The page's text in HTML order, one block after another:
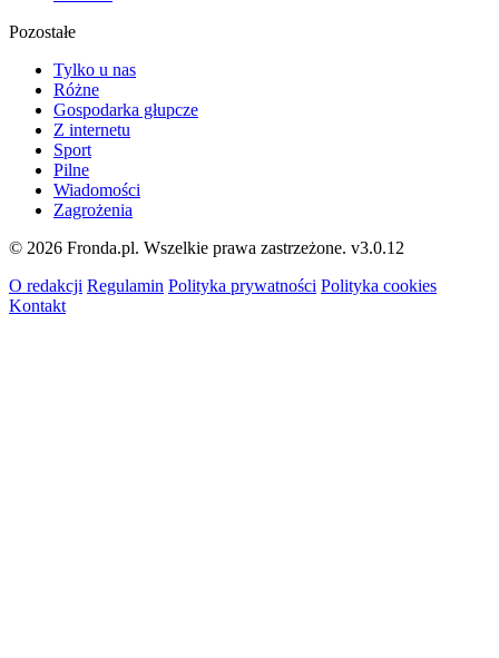
Pozostałe
Tylko u nas
Różne
Gospodarka głupcze
Z internetu
Sport
Pilne
Wiadomości
Zagrożenia
© 2026 Fronda.pl. Wszelkie prawa zastrzeżone. v3.0.12
O redakcji Regulamin Polityka prywatności Polityka cookies
Kontakt